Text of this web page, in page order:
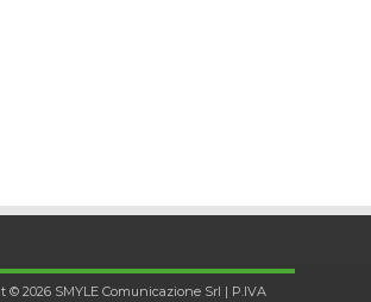
© 2026 SMYLE Comunicazione Srl | P.IVA